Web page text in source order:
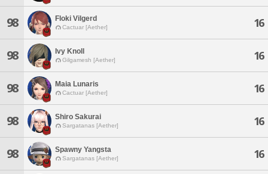
98 Floki Vilgerd
Cactuar [Aether] 16
98 Ivy Knoll
Gilgamesh [Aether] 16
98 Maia Lunaris
Cactuar [Aether] 16
98 Shiro Sakurai
Sargatanas [Aether] 16
98 Spawny Yangsta
Sargatanas [Aether] 16